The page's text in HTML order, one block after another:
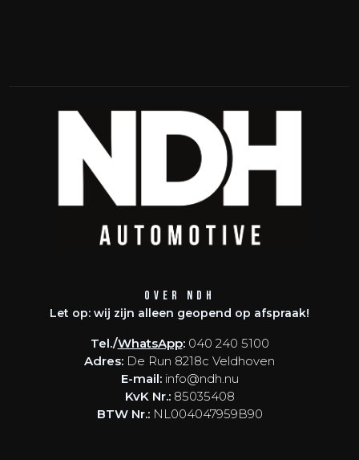
Over NDH
Let op: wij zijn alleen geopend op afspraak!
Tel./WhatsApp: 040 240 5100
Adres: De Run 8218c Veldhoven
E-mail: info@ndh.nu
KvK Nr.:85035408
BTW Nr.:NL004047959B90